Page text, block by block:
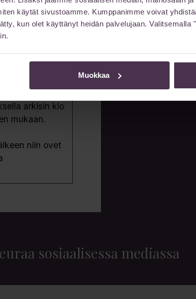
käytät sivustoamme. Kumppanimme voivat
kun olet käyttänyt heidän palvelujaan.
Muokkaa
6)
arkisin klo
mukaan.
niin ovet
sosiaalisessa mediassa